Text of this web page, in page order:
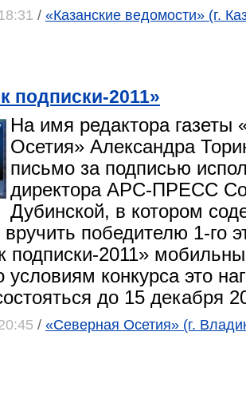
/ «Казанские ведомости» (г.
подписки-2011»
На имя редактора газеты
Осетия» Александра
письмо за подписью
директора АРС-ПРЕСС
Дубинской, в котором
победителю 1-го
подписки-2011»
условиям конкурса это
до 15 декабря
/ «Северная Осетия» (г.